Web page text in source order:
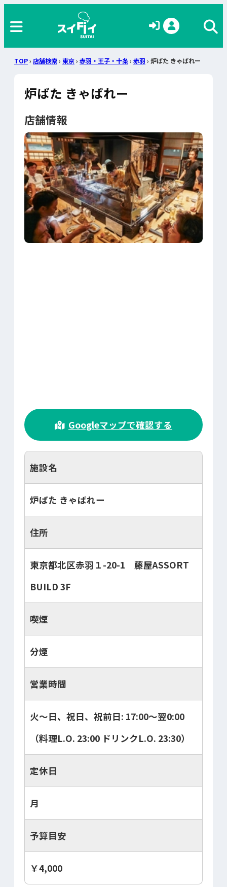
TOP› 店舗検索› 東京› 赤羽・王子・十条› 赤羽 › 炉ばた きゃばれー
炉ばた きゃばれー
店舗情報
>
Googleマップで確認する
施設名
炉ばた きゃばれー
住所
東京都北区赤羽１-20-1 藤屋ASSORT
BUILD 3F
喫煙
分煙
営業時間
火～日、祝日、祝前日: 17:00～翌0:00
（料理L.O. 23:00 ドリンクL.O. 23:30）
定休日
月
予算目安
￥4,000